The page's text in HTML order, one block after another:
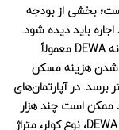
بخشی از بودجه
باید دیده شود.
برای یک استودیو یا آپارتمان یک‌خوابه، قبض ماهانه DEWA معمولاً
اضافه شدن هزینه مسکن
۱,۰۰۰ درهم یا بیشتر برسد. در آپارتمان‌های
ممکن است چند هزار
درهم شود. دلیل اصلی این تفاوت، سیستم پلکانی DEWA، نوع کولر، متراژ